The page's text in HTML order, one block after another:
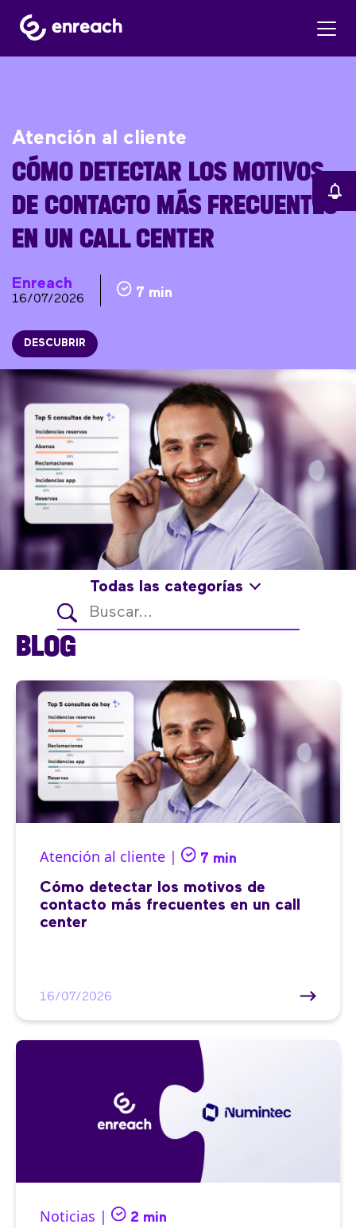
Atención al cliente
CÓMO DETECTAR LOS MOTIVOS
DE CONTACTO MÁS FRECUENTES
EN UN CALL CENTER
Enreach
16/07/2026 7 min
DESCUBRIR
Todas las categorías
BLOG
Atención al cliente | 7 min
Cómo detectar los motivos de
contacto más frecuentes en un call
center
16/07/2026
Noticias | 2 min